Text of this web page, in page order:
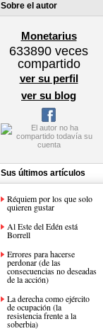
Sobre el autor
Monetarius
633890 veces
compartido
ver su perfil
ver su blog
Sus últimos artículos
Réquiem por los que solo
quieren gustar
Al Este del Edén está
Borrell
Errores para hacerse
perdonar (de las
consecuencias no deseadas
de la acción)
La derecha como ejército
de ocupación (la
resistencia frente a la
soberbia)